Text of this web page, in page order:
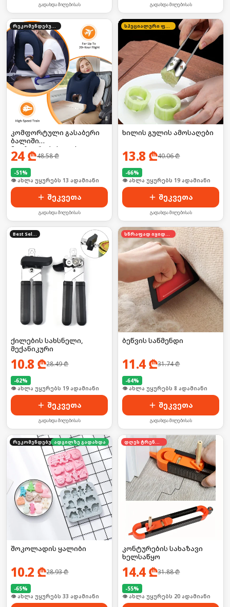
გადახდა მიღებისას გადახდა მიღებისას
კომფორტული გასაბერი
ბალიში
მოგზაურობისთვის
24₾48.58₾
-51%
🛒 ბოლო 24სთ-ში იყიდა 19-მა
შეკვეთა
გადახდა მიღებისას
ხილის გულის ამოსაღები
13.8 ₾40.06₾
-66%
🛒 ბოლო 24სთ-ში იყიდა 25-მა
შეკვეთა
გადახდა მიღებისას
ქილების სახსნელი,
მექანიკური
10.8 ₾28.49₾
-62%
🛒 ბოლო 24სთ-ში იყიდა 31-მა
შეკვეთა
გადახდა მიღებისას
ბეწვის საწმენდი
11.4₾31.74₾
-64%
🛒 ბოლო 24სთ-ში იყიდა 15-მა
შეკვეთა
გადახდა მიღებისას
რეკომენდებულიადგილზე გადახდა
შოკოლადის ყალიბი
10.2 ₾28.93₾
-65%
🛒 ბოლო 24სთ-ში იყიდა 50-მა
კონტურების სახაზავი
ხელსაწყო
14.4₾31.88₾
-55%